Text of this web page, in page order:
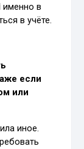
именно в
в учёте.
если
или
иное.